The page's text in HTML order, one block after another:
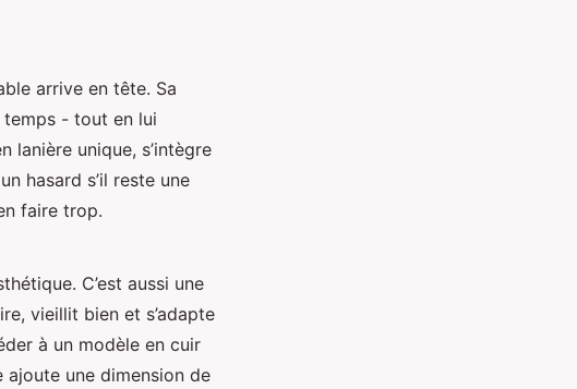
arrive en tête. Sa
temps - tout en lui
lanière unique, s’intègre
hasard s’il reste une
faire trop.
C’est aussi une
vieillit bien et s’adapte
à un modèle en cuir
une dimension de